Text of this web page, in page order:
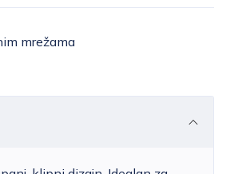
mrežama